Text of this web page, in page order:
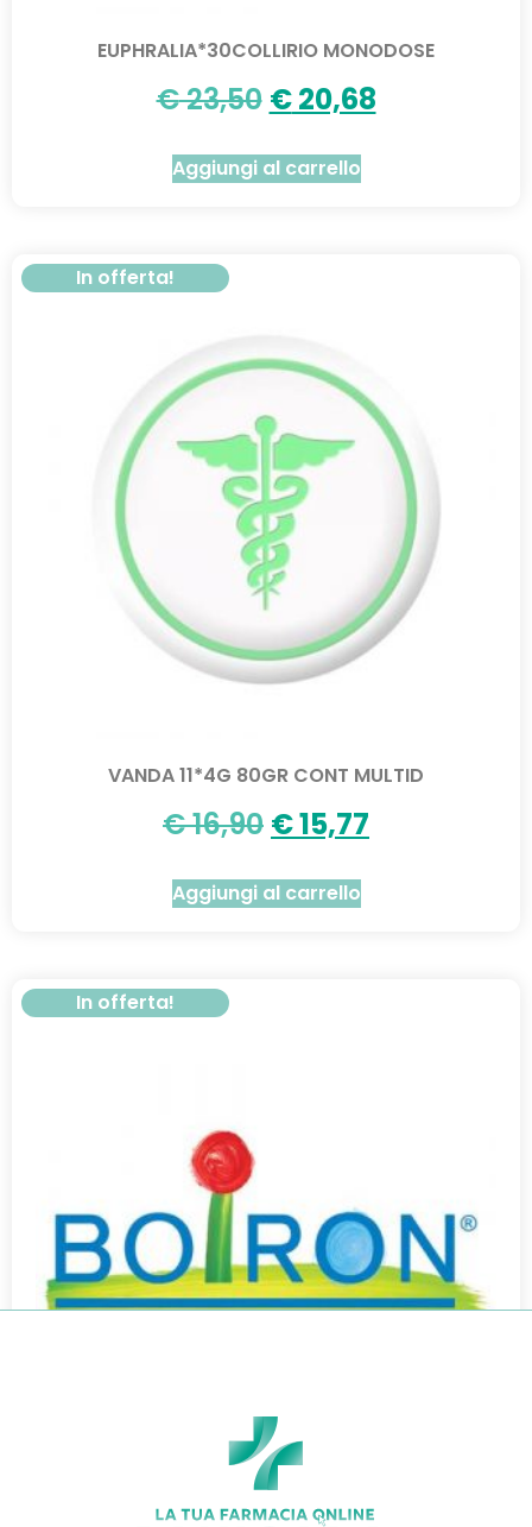
EUPHRALIA*30COLLIRIO MONODOSE
€23,50 €20,68
Aggiungi al carrello
In offerta!
VANDA 11*4G 80GR CONT MULTID
€16,90 €15,77
Aggiungi al carrello
In offerta!